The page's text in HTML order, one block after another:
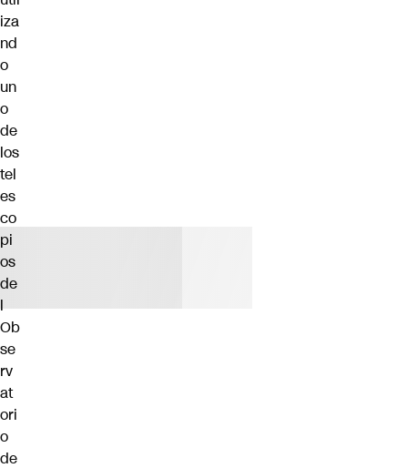
iza
nd
o
un
o
de
los
tel
es
co
pi
os
de
l
Ob
se
rv
at
ori
o
de